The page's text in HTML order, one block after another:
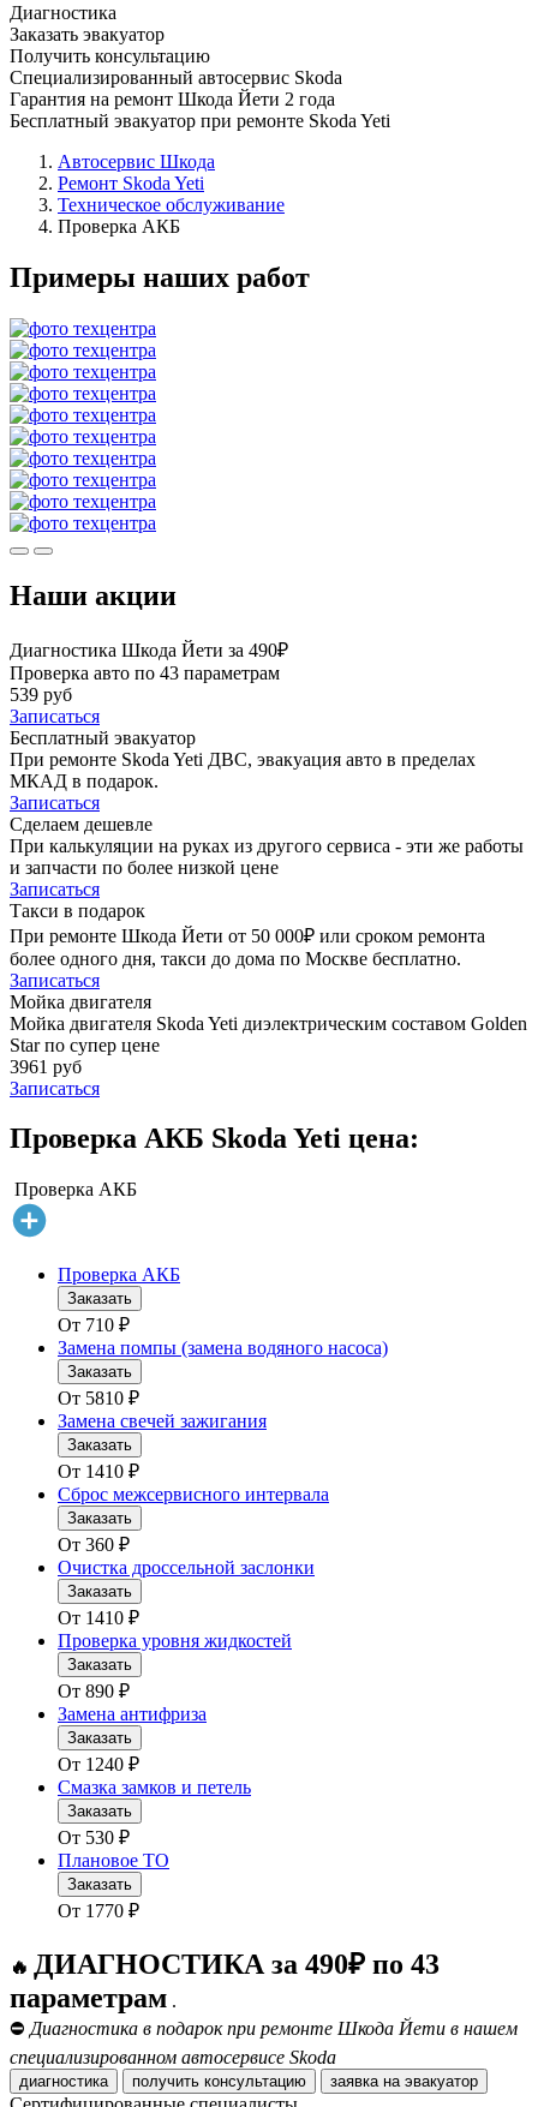
Диагностика
Заказать эвакуатор
Получить консультацию
Специализированный автосервис Skoda
Гарантия на ремонт Шкода Йети 2 года
Бесплатный эвакуатор при ремонте Skoda Yeti
Автосервис Шкода
Ремонт Skoda Yeti
Техническое обслуживание
Проверка АКБ
Примеры наших работ
Наши акции
Диагностика Шкода Йети за 490₽
Проверка авто по 43 параметрам
539 руб
Записаться
Бесплатный эвакуатор
При ремонте Skoda Yeti ДВС, эвакуация авто в пределах
МКАД в подарок.
Записаться
Сделаем дешевле
При калькуляции на руках из другого сервиса - эти же работы
и запчасти по более низкой цене
Записаться
Такси в подарок
При ремонте Шкода Йети от 50 000₽ или сроком ремонта
более одного дня, такси до дома по Москве бесплатно.
Записаться
Мойка двигателя
Мойка двигателя Skoda Yeti диэлектрическим составом Golden
Star по супер цене
3961 руб
Записаться
Проверка АКБ Skoda Yeti цена:
Проверка АКБ
Проверка АКБ
Заказать
От 710 ₽
Замена помпы (замена водяного насоса)
Заказать
От 5810 ₽
Замена свечей зажигания
Заказать
От 1410 ₽
Сброс межсервисного интервала
Заказать
От 360 ₽
Очистка дроссельной заслонки
Заказать
От 1410 ₽
Проверка уровня жидкостей
Заказать
От 890 ₽
Замена антифриза
Заказать
От 1240 ₽
Смазка замков и петель
Заказать
От 530 ₽
Плановое ТО
Заказать
От 1770 ₽
🔥 ДИАГНОСТИКА за 490₽ по 43
параметрам .
⛔ Диагностика в подарок при ремонте Шкода Йети в нашем
специализированном автосервисе Skoda
диагностика получить консультацию заявка на эвакуатор